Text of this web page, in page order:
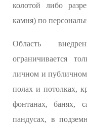
колотой либо
камня) по
Область
ограничивается
личном и публичном
полах и потолках,
фонтанах, банях,
пандусах, в